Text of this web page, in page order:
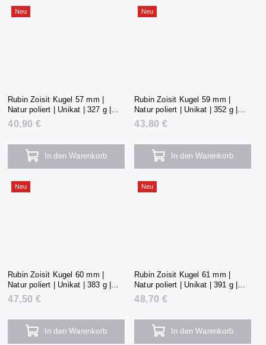
Neu
Rubin Zoisit Kugel 57 mm |
Natur poliert | Unikat | 327 g |
Tansania
40,90 €
In den Warenkorb
Neu
Rubin Zoisit Kugel 59 mm |
Natur poliert | Unikat | 352 g |
Tansania
43,80 €
In den Warenkorb
Neu
Rubin Zoisit Kugel 60 mm |
Natur poliert | Unikat | 383 g |
Tansania
47,50 €
In den Warenkorb
Neu
Rubin Zoisit Kugel 61 mm |
Natur poliert | Unikat | 391 g |
Tansania
48,70 €
In den Warenkorb